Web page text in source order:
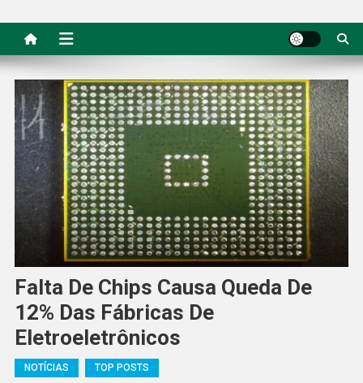
Falta De Chips Causa Queda De
12% Das Fábricas De
Eletroeletrônicos
NOTÍCIAS TOP POSTS